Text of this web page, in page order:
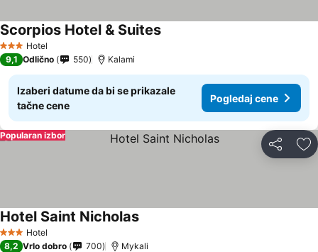
3 Zvezdice
Hotel
Scorpios Hotel & SuitesPogledaj cene
9,1 Odlično 550 Kalami
Izaberi datume da bi se prikazale
tačne cene
Pogledaj cene
Deli
Popularan izbor
3 Zvezdice
Hotel
Hotel Saint NicholasPogledaj cene
8,2 Vrlo dobro 700 Mykali